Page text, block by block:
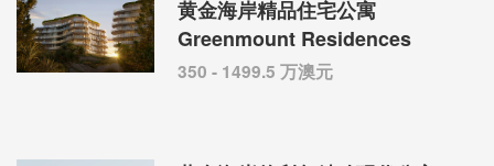
黄金海岸精品住宅公寓
Greenmount Residences
350 - 1499.5 万澳元